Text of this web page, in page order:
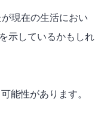
現在の生活におい
示しているかもしれ
能性があります。